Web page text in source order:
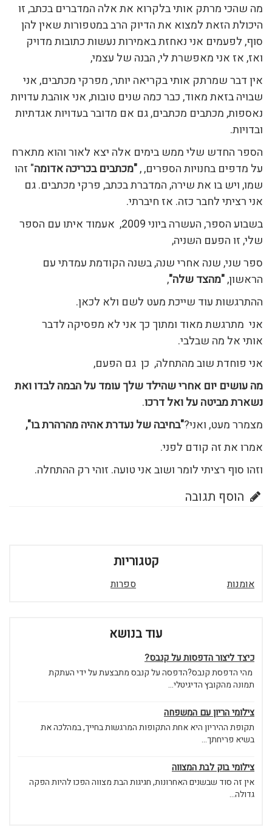
מה שהכי מרתק אותי בלקרוא את אלה המדברים בכתב, זו
היכולת הזאת למצוא את הדיוק הרב במטפורות שאין להן
סוף, לפעמים אני נאחזת באמירות נעשות כתובות מדויק
ואז, אז אני מאפשרת לי, הבנה של עצמי,
אין דבר שמרתק אותי בקריאה יותר, מפרקי מכתבים, אני
שבויה בזאת מאוד, כבר כמה שנים טובות, אני אוהבת עדויות
נאספות, מכתבים מכתבים, גם אם מדובר בעדויות אגדתיות
ובדויות.
הספר החדש שלי ממש בימים אלה יצא לאור והוא מתארח
על מדפים בחנויות הספרים, ,"מכתבים בכריכה אדומה" זהו
שמו, ויש בו את שירה, המדברת בכתב, פרקי מכתבים. גם
אני רציתי לחבר כזה. אז חיברתי.
בשבוע הספר, העשרה ביוני 2009, אעמוד איתו עם הספר
שלי, זו הפעם השניה,
ספר שני, שנה אחרי שנה, בשנה הקודמת עמדתי עם
הראשון,"מהצד שלה",
ההתרגשות עוד שייכת מעט לשם ולא לכאן.
אני מתרגשת מאוד ומתוך כך אני לא מפסיקה לדבר
אותי אל מה שבלבי.
אני פוחדת שוב מהתחלה, כן גם הפעם,
מה עושים יום אחרי שהילד שלךעומד על הבמה לבדו ואת
נשארת מביטה על ואל דרכו.
מצמרר מעט, ואני?"בחיבה של נעדרת אהיה מהרהרת בו",
אמרו את זה קודם לפני.
וזהו סוף רציתי לומר ושוב אני טועה. זוהי רק ההתחלה.
הוסף תגובה
קטגוריות
אומנות ספרות
עוד בנושא
כיצד ליצור הדפסות על קנבס?
מהי הדפסת קנבס?הדפסה על קנבס מתבצעת על ידי העתקת
תמונה מהקובץ הדיגיטלי...
צילומי הריון עם המשפחה
תקופת ההיריון היא אחת התקופות המרגשות בחייך, במהלכה את
בשיא פריחתך...
צילומי בוק לבת המצווה
אין זה סוד שבשנים האחרונות, חגיגות הבת מצווה הפכו להיות הפקה
גדולה...